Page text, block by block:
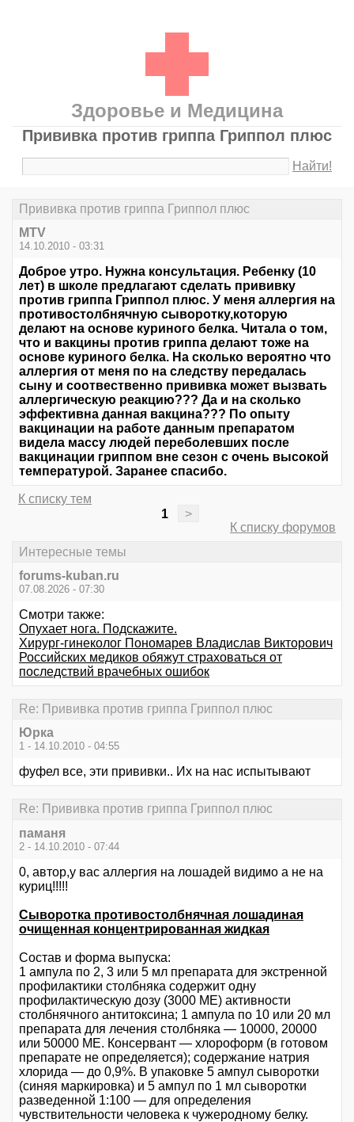
Здоровье и Медицина
Прививка против гриппа Гриппол плюс
Найти!
Прививка против гриппа Гриппол плюс
MTV
14.10.2010 - 03:31
Доброе утро. Нужна консультация. Ребенку (10
лет) в школе предлагают сделать прививку
против гриппа Гриппол плюс. У меня аллергия на
противостолбнячную сыворотку,которую
делают на основе куриного белка. Читала о том,
что и вакцины против гриппа делают тоже на
основе куриного белка. На сколько вероятно что
аллергия от меня по на следству передалась
сыну и соотвественно прививка может вызвать
аллергическую реакцию??? Да и на сколько
эффективна данная вакцина??? По опыту
вакцинации на работе данным препаратом
видела массу людей переболевших после
вакцинации гриппом вне сезон с очень высокой
температурой. Заранее спасибо.
К списку тем
1
>
К списку форумов
Интересные темы
forums-kuban.ru
07.08.2026 - 07:30
Смотри также:
Опухает нога. Подскажите.
Хирург-гинеколог Пономарев Владислав Викторович
Российских медиков обяжут страховаться от
последствий врачебных ошибок
Re: Прививка против гриппа Гриппол плюс
Юрка
1 - 14.10.2010 - 04:55
фуфел все, эти прививки.. Их на нас испытывают
Re: Прививка против гриппа Гриппол плюс
паманя
2 - 14.10.2010 - 07:44
0, автор,у вас аллергия на лошадей видимо а не на
куриц!!!!!
Сыворотка противостолбнячная лошадиная
очищенная концентрированная жидкая
Состав и форма выпуска:
1 ампула по 2, 3 или 5 мл препарата для экстренной
профилактики столбняка содержит одну
профилактическую дозу (3000 МЕ) активности
столбнячного антитоксина; 1 ампула по 10 или 20 мл
препарата для лечения столбняка — 10000, 20000
или 50000 МЕ. Консервант — хлороформ (в готовом
препарате не определяется); содержание натрия
хлорида — до 0,9%. В упаковке 5 ампул сыворотки
(синяя маркировка) и 5 ампул по 1 мл сыворотки
разведенной 1:100 — для определения
чувствительности человека к чужеродному белку.